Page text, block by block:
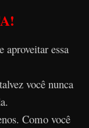
aproveitar essa
você nunca
Como você